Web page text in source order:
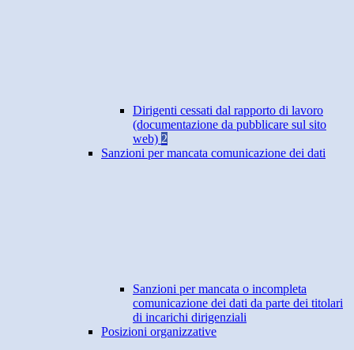
Dirigenti cessati dal rapporto di lavoro
(documentazione da pubblicare sul sito
web) 2
Sanzioni per mancata comunicazione dei dati
Sanzioni per mancata o incompleta
comunicazione dei dati da parte dei titolari
di incarichi dirigenziali
Posizioni organizzative